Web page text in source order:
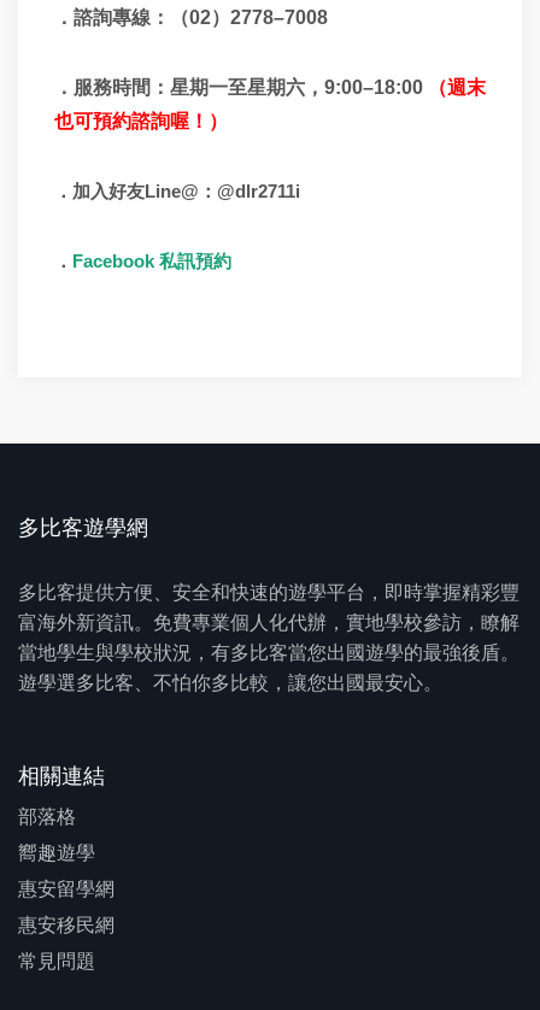
．諮詢專線：（02） 2778–7008
．服務時間：星期一至星期六， 9:00–18:00
（週末
也可預約諮詢喔！）
．加入好友Line@ ： @dlr2711i
． Facebook 私訊預約
多比客遊學網
多比客提供方便、安全和快速的遊學平台，即時掌握精彩豐
富海外新資訊。免費專業個人化代辦，實地學校參訪，瞭解
當地學生與學校狀況，有多比客當您出國遊學的最強後盾。
遊學選多比客、不怕你多比較，讓您出國最安心。
相關連結
部落格
嚮趣遊學
惠安留學網
惠安移民網
常見問題